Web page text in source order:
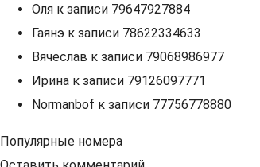
Оля к записи 79647927884
Гаянэ к записи 78622334633
Вячеслав к записи 79068986977
Ирина к записи 79126097771
Normanbof к записи 77756778880
Популярные номера